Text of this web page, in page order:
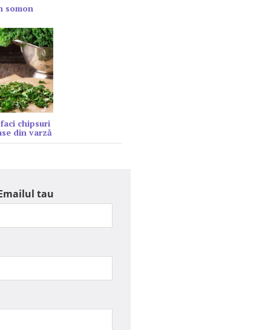
somon
chipsuri
din varză
tau